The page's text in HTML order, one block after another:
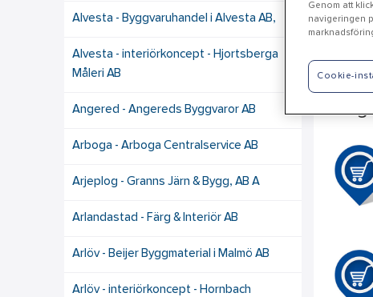
Alvesta - Byggvaruhandel i Alvesta AB,
Alvesta - interiörkoncept - Hjortsberga
Måleri AB
Angered - Angereds Byggvaror AB
Arboga - Arboga Centralservice AB
Arjeplog - Granns Järn & Bygg, AB A
Arlandastad - Färg & Interiör AB
Arlöv - Beijer Byggmaterial i Malmö AB
Arlöv - interiörkoncept - Hornbach
Genom att
navigeringen
Cookie-